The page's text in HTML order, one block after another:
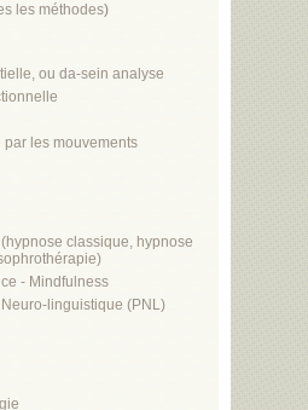
les méthodes)
ou da-sein analyse
par les mouvements
classique, hypnose
- Mindfulness
linguistique (PNL)